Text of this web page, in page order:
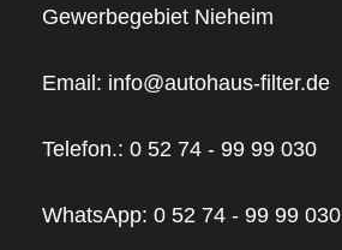
Gewerbegebiet Nieheim
Email: info@autohaus-filter.de
Telefon.: 0 52 74 - 99 99 030
WhatsApp: 0 52 74 - 99 99 030